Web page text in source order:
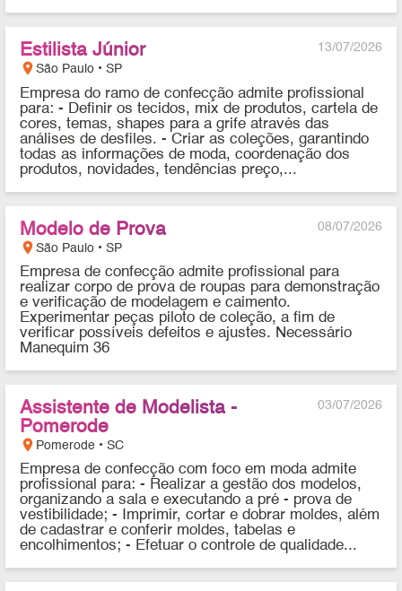
13/07/2026
Estilista Júnior
location_onSão Paulo • SP
Empresa do ramo de confecção admite profissional
para: - Definir os tecidos, mix de produtos, cartela de
cores, temas, shapes para a grife através das
análises de desfiles. - Criar as coleções, garantindo
todas as informações de moda, coordenação dos
produtos, novidades, tendências preço,...
08/07/2026
Modelo de Prova
location_onSão Paulo • SP
Empresa de confecção admite profissional para
realizar corpo de prova de roupas para demonstração
e verificação de modelagem e caimento.
Experimentar peças piloto de coleção, a fim de
verificar possíveis defeitos e ajustes. Necessário
Manequim 36
03/07/2026
Assistente de Modelista -
Pomerode
location_on Pomerode • SC
Empresa de confecção com foco em moda admite
profissional para: - Realizar a gestão dos modelos,
organizando a sala e executando a pré - prova de
vestibilidade; - Imprimir, cortar e dobrar moldes, além
de cadastrar e conferir moldes, tabelas e
encolhimentos; - Efetuar o controle de qualidade...